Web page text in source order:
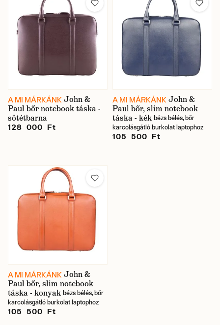
A MI MÁRKÁNK John &
Paul bőr notebook táska -
sötétbarna
128 000 Ft
A MI MÁRKÁNK John &
Paul bőr, slim notebook
táska - kék bézs bélés, bőr
karcolásgátló burkolat laptophoz
105 500 Ft
A MI MÁRKÁNK John &
Paul bőr, slim notebook
táska - konyak bézs bélés, bőr
karcolásgátló burkolat laptophoz
105 500 Ft